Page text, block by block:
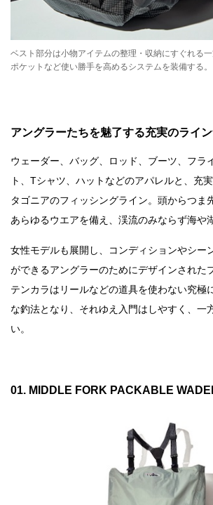
ベスト部分は小物アイテムの整理・収納にすぐれる
ポケットなど使い勝手を高めるシステムを装備する。
アングラーたちを魅了する充実のライン
ウェーダー、バッグ、ロッド、ブーツ、フラ
ト、Tシャツ、ハットなどのアパレルと、充
タゴニアのフィッシングライン。頭からつま
あらゆるウエアを備え、渓流のみならず海や
女性モデルも展開し、コンディションやシー
ができるアングラーのためにデザインされた
テンカラはリールなどの道具を使わない究極
な釣法となり、それゆえ入門はしやすく、一
い。
01. MIDDLE FORK PACKABLE